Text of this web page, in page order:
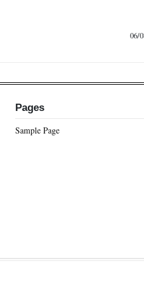
06/
Pages
Sample Page